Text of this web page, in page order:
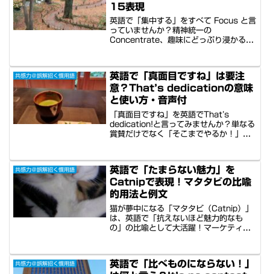
15表現
英語で「集中する」をすべて Focus と言
っていませんか？精神統一の
Concentrate、趣味にどっぷり浸かる
う15表現を解説。秋葉原のオタク文化や
京都の禅寺など、観光ガイドでそのまま
使える例文と多国籍音声付き。シーンに
最適な「集中」を選び、共感される英語
力を磨きましょう。
共感力＠誤解招く慣用語
英語で「真面目ですね」は要注
意？That’s dedicationの意味
と使い方・音声付
「真面目ですね」を英語でThat’s
dedication!と言ってみませんか？単なる
賞賛だけでなく「そこまでやるか！」と
ーマンを案内する際の英語例文20選を紹
介。米国男女による感情豊かな音声サン
プルで、使い分けのコツが身につきま
す。
共感力＠誤解招く慣用語
英語で「たまらない魅力」を
Catnipで表現！マタタビの比喩
的用法と例文
猫が夢中になる「マタタビ（Catnip）」
は、英語で「抗えないほど魅力的なも
の」の比喩として大活躍！マーケティン
毒性のある人気を伝える例文10選を紹
介。4カ国ネイティブ音声＆同時通訳低
共感力＠誤解招く慣用語
英語で「比べものにならない！」